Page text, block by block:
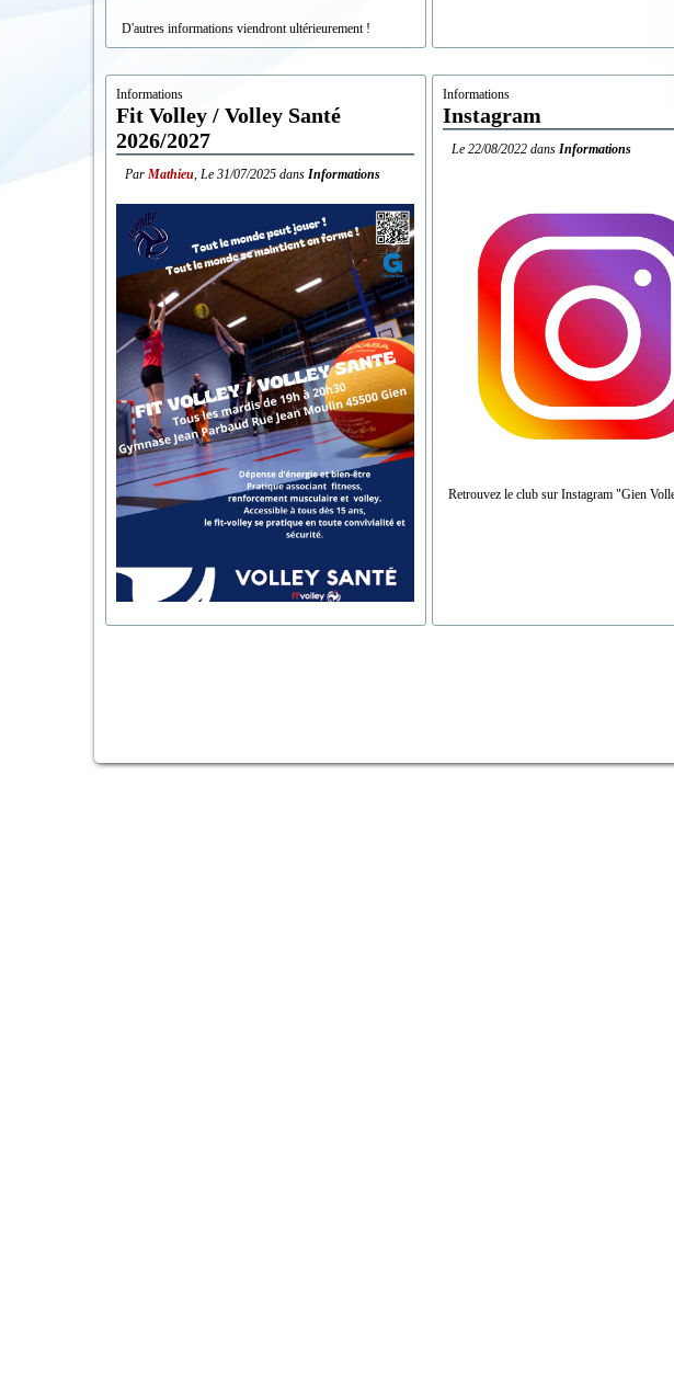
D'autres informations viendront ultérieurement !
Informations
Fit Volley / Volley Santé
2026/2027
Par Mathieu, Le 31/07/2025 dans Informations
Informations
Instagram
Le 22/08/2022 dans Informations
Retrouvez le club sur Instagram "Gien